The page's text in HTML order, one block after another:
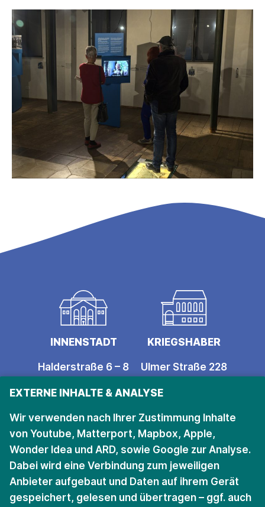
EXTERNE INHALTE & ANALYSE
Wir verwenden nach Ihrer Zustimmung Inhalte
von Youtube, Matterport, Mapbox, Apple,
Wonder Idea und ARD, sowie Google zur Analyse.
Dabei wird eine Verbindung zum jeweiligen
Anbieter aufgebaut und Daten auf ihrem Gerät
gespeichert, gelesen und übertragen – ggf. auch
INNENSTADT
Halderstraße 6 – 8
KRIEGSHABER
Ulmer Straße 228
Bleiben Sie auf dem
Laufenden.